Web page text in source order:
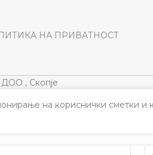
НА ПРИВАТНОСТ
, Скопје
на кориснички сметки